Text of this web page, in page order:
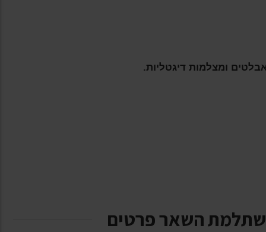
ומצלמות דיגטליות.
השאר פרטים